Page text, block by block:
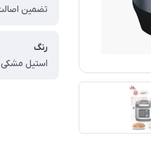
رنگ
استیل مشکی